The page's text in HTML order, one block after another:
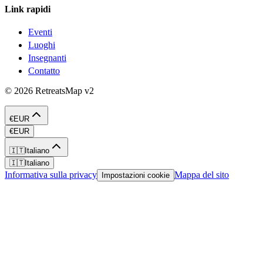
Link rapidi
Eventi
Luoghi
Insegnanti
Contatto
© 2026 RetreatsMap v2
€EUR
€EUR
🇮🇹Italiano
🇮🇹Italiano
Informativa sulla privacy Impostazioni cookie Mappa del sito